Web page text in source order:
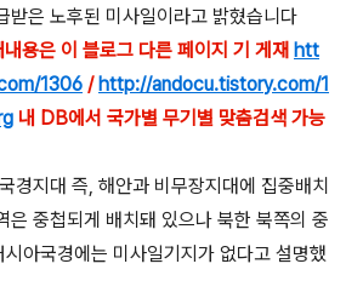
받은 노후된 미사일이라고 밝혔습니다
용은 이 블로그 다른 페이지 기 게재 htt
1306 / http://andocu.tistory.com/1
내 DB에서 국가별 무기별 맞춤검색 가능
경지대 즉, 해안과 비무장지대에 집중배치
은 중첩되게 배치돼 있으나 북한 북쪽의 중
아국경에는 미사일기지가 없다고 설명했